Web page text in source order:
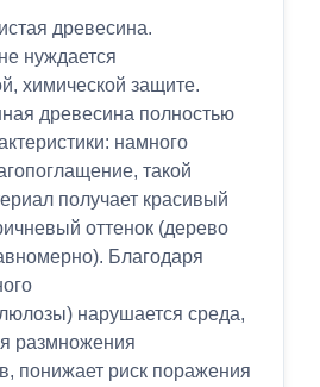
древесина.
нуждается
химической защите.
древесина полностью
намного
такой
получает красивый
оттенок (дерево
Благодаря
нарушается среда,
размножения
понижает риск поражения